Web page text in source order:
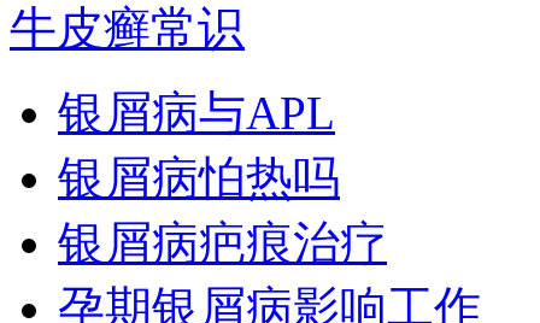
牛皮癣常识
银屑病与APL
银屑病怕热吗
银屑病疤痕治疗
孕期银屑病影响工作